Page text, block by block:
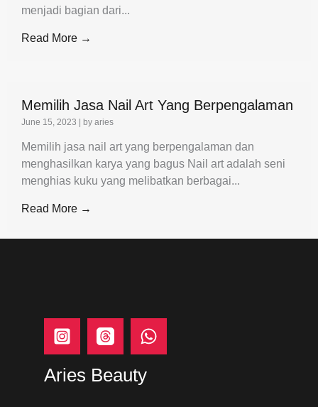
menjadi bagian dari...
Read More →
Memilih Jasa Nail Art Yang Berpengalaman
June 15, 2023 by aries
Memilih jasa nail art yang berpengalaman dan
menghasilkan karya yang bagus Nail art adalah seni
menghias kuku yang melibatkan berbagai...
Read More →
Aries Beauty